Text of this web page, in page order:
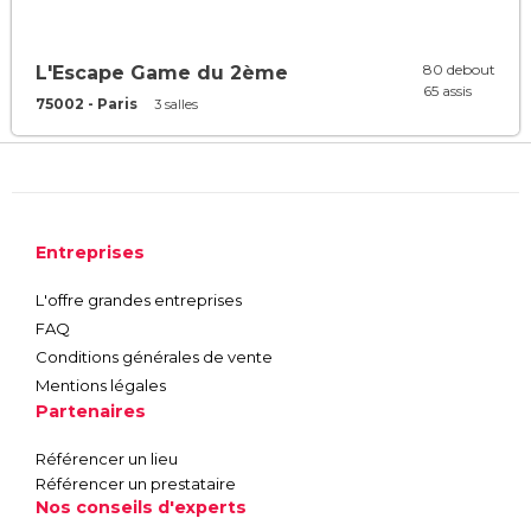
L'Escape Game du 2ème
75002 - Paris 3 salles
80 debout
65 assis
Entreprises
L'offre grandes entreprises
FAQ
Conditions générales de vente
Mentions légales
Partenaires
Référencer un lieu
Référencer un prestataire
Nos conseils d'experts